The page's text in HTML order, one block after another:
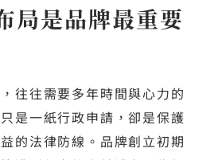
局是品牌最重要
往往需要多年時間與心力的
是一紙行政申請，卻是保護
的法律防線。品牌創立初期